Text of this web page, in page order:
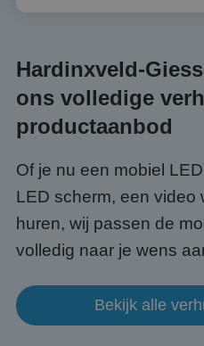
Hardinxveld-
ons volledige
productaanbod
Of je nu een mobiel
LED scherm, een video
huren, wij passen de
volledig naar je wens
Bekijk alle